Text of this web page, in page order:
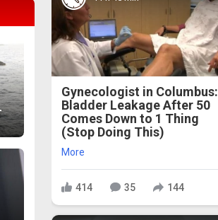
Gynecologist in Columbus:
Bladder Leakage After 50
Comes Down to 1 Thing
(Stop Doing This)
More
414 35 144